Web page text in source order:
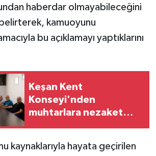
haberdar olmayabileceğini
kamuoyunu
bu açıklamayı yaptıklarını
Keşan Kent
Konseyi'nden
muhtarlara nezaket
kaynaklarıyla hayata geçirilen